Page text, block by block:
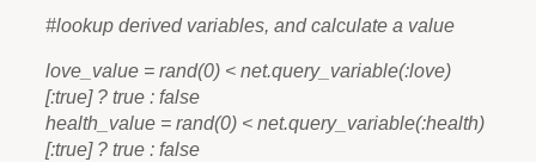
#lookup derived variables, and calculate a value
love_value = rand(0) < net.query_variable(:love)
[:true] ? true : false
health_value = rand(0) < net.query_variable(:health)
[:true] ? true : false